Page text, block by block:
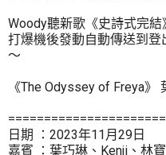
Woody聽新歌《史詩式完結
打爆機後發動自動傳送到
～
《The Odyssey of Freya》
日期 ：2023年11月29日
嘉賓 ：葉巧琳、Kenji、林寶